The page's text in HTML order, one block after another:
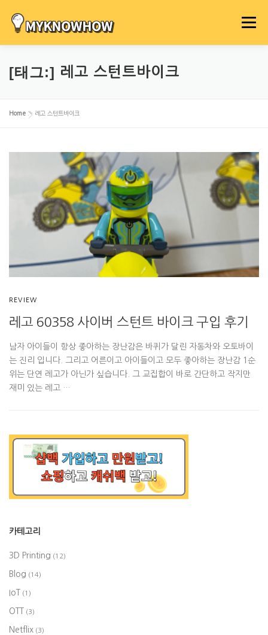
로
메뉴
[태그:] 레고 스턴트바이크
Home » 레고 스턴트바이크
REVIEW
레고 60358 사이버 스턴트 바이크 구입 후기
남자 아이들이 항상 좋아하는 장난감은 바퀴가 달린 자동차와 오토바이
는 진리 입니다. 그리고 어른이고 아이들이고 모두 좋아하는 장난감 1순
위는 단연 레고가 아닌가 싶습니다. 그 교집합이 바로 간단하고 작지만
재미 있는 레고 …
카테고리
3D Printing (12)
Blog (14)
IoT (1)
OTT (3)
Netflix (3)